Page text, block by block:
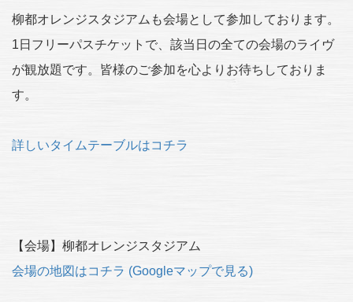
柳都オレンジスタジアムも会場として参加しております。
1日フリーパスチケットで、該当日の全ての会場のライヴ
が観放題です。皆様のご参加を心よりお待ちしておりま
す。
詳しいタイムテーブルはコチラ
【会場】柳都オレンジスタジアム
会場の地図はコチラ (Googleマップで見る)